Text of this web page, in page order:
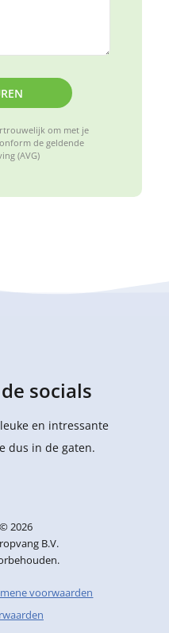
om met je
de geldende
(AVG)
socials
en intressante
dus in de gaten.
2026
B.V.
voorwaarden